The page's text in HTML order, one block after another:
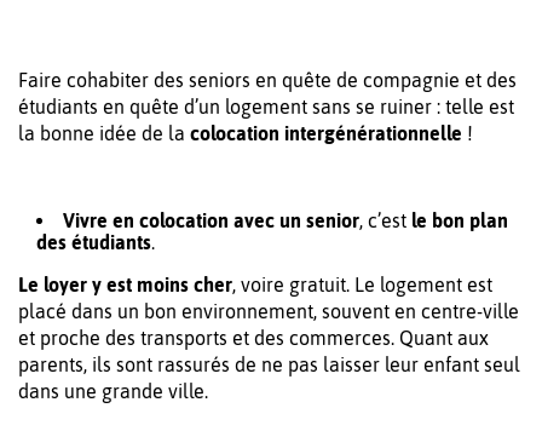
Faire cohabiter des seniors en quête de compagnie et des
étudiants en quête d’un logement sans se ruiner : telle est
la bonne idée de la colocation intergénérationnelle !
Vivre en colocation avec un senior, c’est le bon plan
des étudiants.
Le loyer y est moins cher, voire gratuit. Le logement est
placé dans un bon environnement, souvent en centre-ville
et proche des transports et des commerces. Quant aux
parents, ils sont rassurés de ne pas laisser leur enfant seul
dans une grande ville.